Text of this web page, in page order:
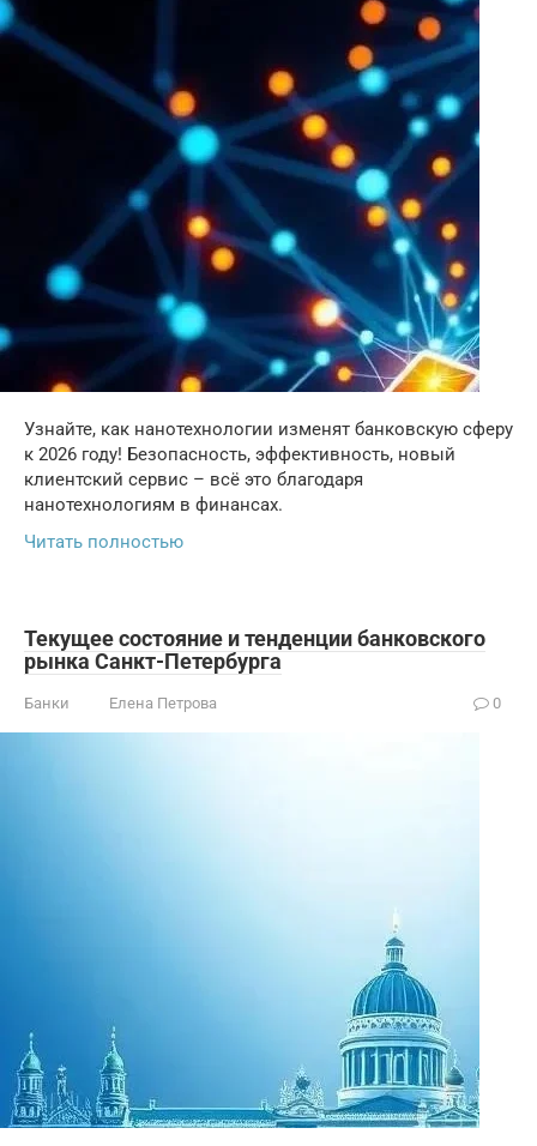
Узнайте, как нанотехнологии изменят банковскую сферу
к 2026 году! Безопасность, эффективность, новый
клиентский сервис – всё это благодаря
нанотехнологиям в финансах.
Читать полностью
Текущее состояние и тенденции банковского
рынка Санкт-Петербурга
Банки Елена Петрова 0